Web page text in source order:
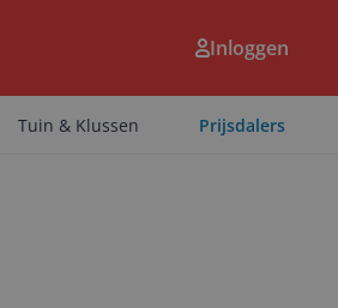
Inloggen
Tuin & Klussen Prijsdalers